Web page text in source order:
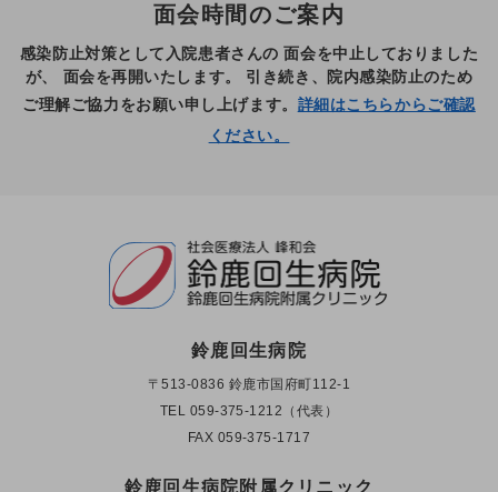
面会時間のご案内
感染防止対策として入院患者さんの面会を中止しておりました
が、 面会を再開いたします。 引き続き、院内感染防止のため
ご理解ご協力をお願い申し上げます。 詳細はこちらからご確認
ください。
鈴鹿回生病院
〒513-0836 鈴鹿市国府町112-1
TEL 059-375-1212（代表）
FAX 059-375-1717
鈴鹿回生病院附属クリニック